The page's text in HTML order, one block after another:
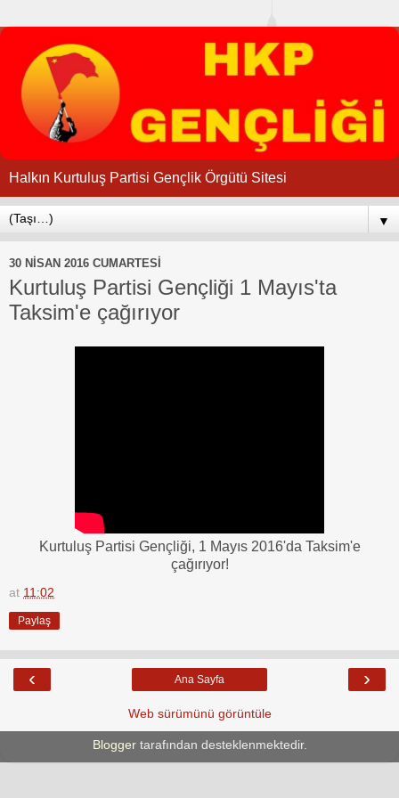
Halkın Kurtuluş Partisi Gençlik Örgütü Sitesi
▼
30 NISAN 2016 CUMARTESI
Kurtuluş Partisi Gençliği 1 Mayıs'ta
Taksim'e çağırıyor
Kurtuluş Partisi Gençliği, 1 Mayıs 2016'da Taksim'e
çağırıyor!
at 11:02
Paylaş
‹ ›
Ana Sayfa
Web sürümünü görüntüle
Bloggertarafından desteklenmektedir.